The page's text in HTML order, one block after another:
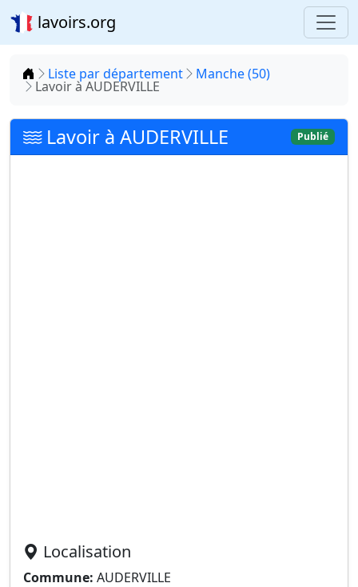
lavoirs.org
Accueil
Liste par département Manche (50)
Lavoir à AUDERVILLE
Lavoir à AUDERVILLE Publié
Localisation
Commune: AUDERVILLE